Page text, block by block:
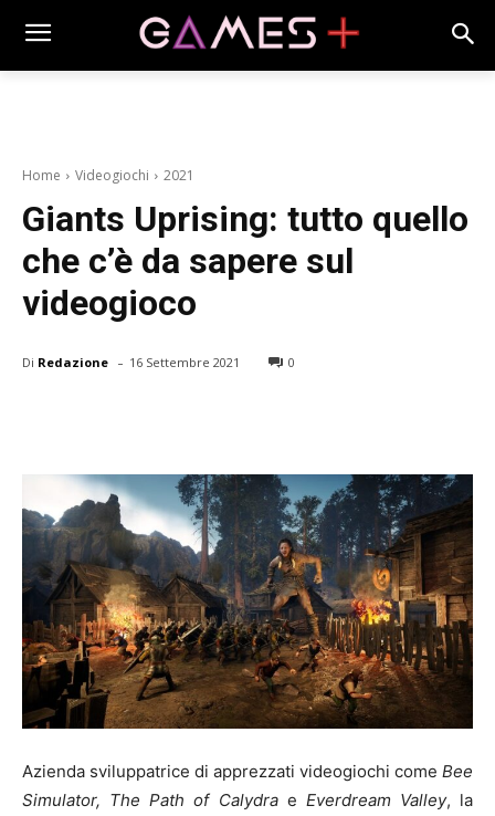
Home Videogiochi 2021
Giants Uprising: tutto quello
che c’è da sapere sul
videogioco
Di Redazione - 16 Settembre 2021 0
Azienda sviluppatrice di apprezzati videogiochi come Bee
Simulator, The Path of Calydra e Everdream Valley, la